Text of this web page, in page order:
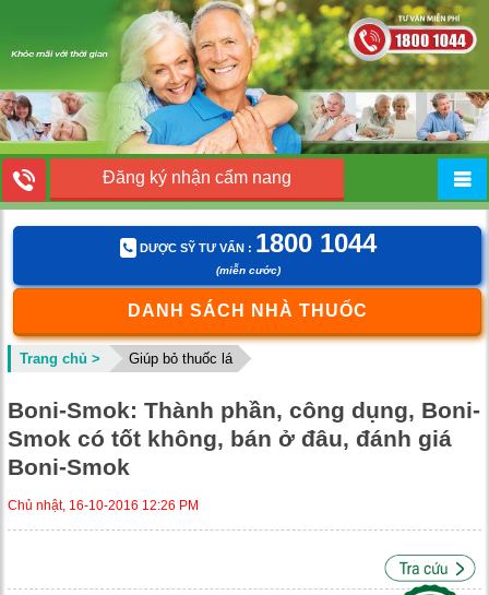
Đăng ký nhận cẩm nang
DƯỢC SỸ TƯ VẤN : 1800 1044
(miễn cước)
DANH SÁCH NHÀ THUỐC
Trang chủ > Giúp bỏ thuốc lá
Boni-Smok: Thành phần, công dụng, Boni-
Smok có tốt không, bán ở đâu, đánh giá
Boni-Smok
Chủ nhật, 16-10-2016 12:26 PM